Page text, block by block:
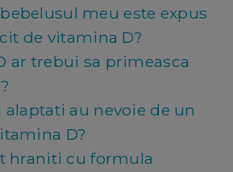
meu este expus
de vitamina D?
ar trebui sa primeasca
alaptati au nevoie de un
D?
hraniti cu formula